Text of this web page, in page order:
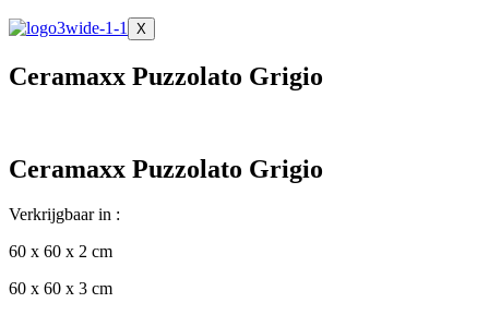
X
Ceramaxx Puzzolato Grigio
Ceramaxx Puzzolato Grigio
Verkrijgbaar in :
60 x 60 x 2 cm
60 x 60 x 3 cm